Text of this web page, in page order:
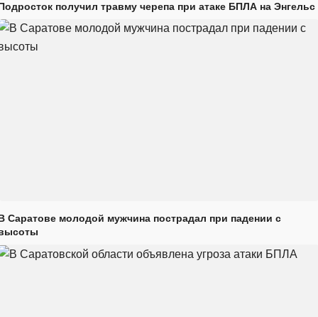
получил травму черепа при атаке БПЛА на Энгельс
Саратове молодой мужчина пострадал при падении с